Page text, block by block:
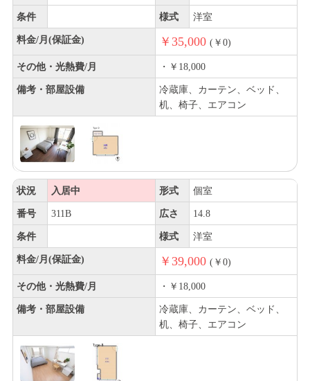
条件 様式 洋室
料金/月(保証金) ￥35,000 (￥0)
その他・光熱費/月 ・￥18,000
備考・部屋設備
冷蔵庫、カーテン、ベッド、
机、椅子、エアコン
状況 入居中 形式 個室
番号 311B 広さ 14.8
条件 様式 洋室
料金/月(保証金) ￥39,000 (￥0)
その他・光熱費/月 ・￥18,000
備考・部屋設備
冷蔵庫、カーテン、ベッド、
机、椅子、エアコン